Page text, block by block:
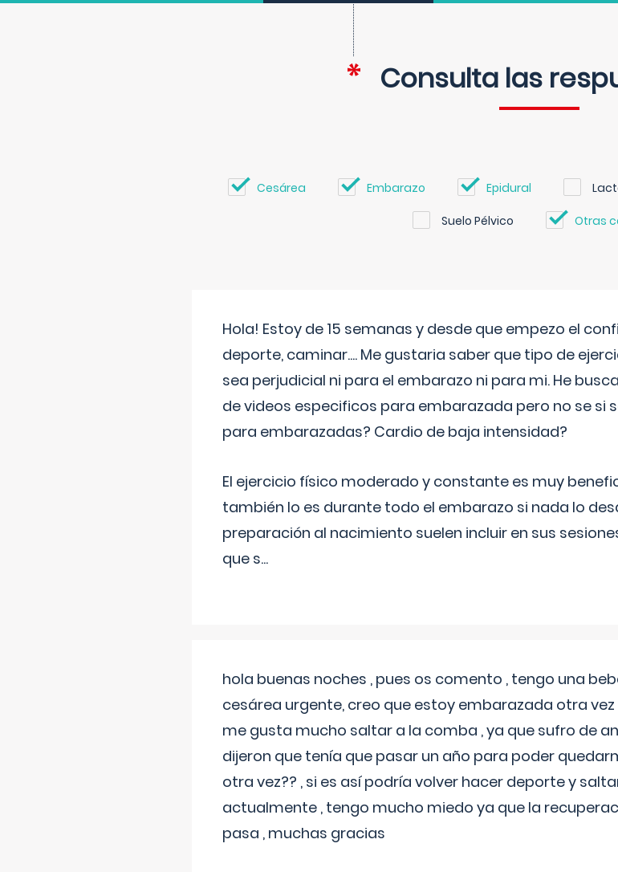
Consulta las
Cesárea Embarazo Epidural
Suelo Pélvico Otras
Hola! Estoy de 15 semanas y desde que empezo el
deporte, caminar.... Me gustaria saber que tipo de
sea perjudicial ni para el embarazo ni para mi. He
de videos especificos para embarazada pero no se si
para embarazadas? Cardio de baja intensidad?
El ejercicio físico moderado y constante es muy
también lo es durante todo el embarazo si nada lo
preparación al nacimiento suelen incluir en sus
que s...
hola buenas noches , pues os comento , tengo una
cesárea urgente, creo que estoy embarazada otra
me gusta mucho saltar a la comba , ya que sufro de
dijeron que tenía que pasar un año para poder
otra vez?? , si es así podría volver hacer deporte y
actualmente , tengo mucho miedo ya que la
pasa , muchas gracias